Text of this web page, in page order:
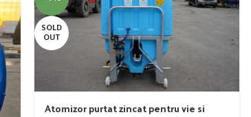
SOLD
OUT
Atomizor purtat zincat pentru vie si